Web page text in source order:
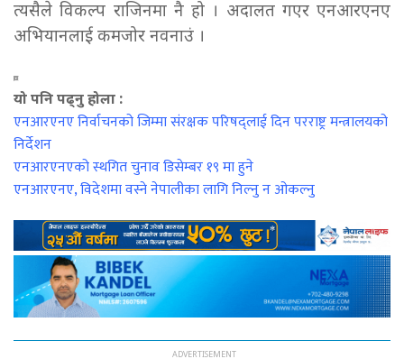
त्यसैले विकल्प राजिनमा नै हो । अदालत गएर एनआरएनए
अभियानलाई कमजोर नवनाउं ।
यो पनि पढ्नु होला :
एनआरएनए निर्वाचनको जिम्मा संरक्षक परिषद्लाई दिन परराष्ट्र मन्त्रालयको
निर्देशन
एनआरएनएको स्थगित चुनाव डिसेम्बर १९ मा हुने
एनआरएनए, विदेशमा वस्ने नेपालीका लागि निल्नु न ओकल्नु